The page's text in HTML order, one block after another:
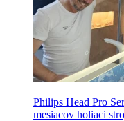
Philips Head Pro
mesiacov holiaci